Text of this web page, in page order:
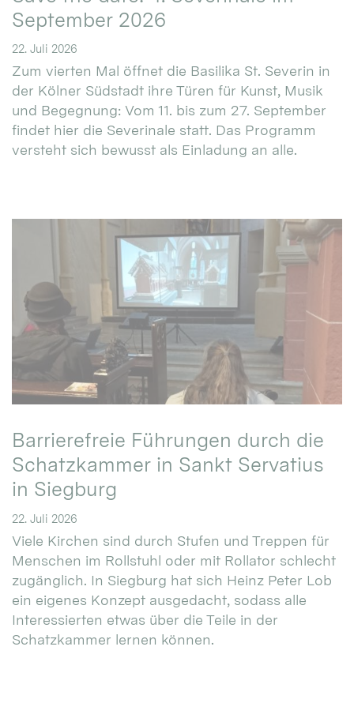
September 2026
22. Juli 2026
Zum vierten Mal öffnet die Basilika St. Severin in
der Kölner Südstadt ihre Türen für Kunst, Musik
und Begegnung: Vom 11. bis zum 27. September
findet hier die Severinale statt. Das Programm
versteht sich bewusst als Einladung an alle.
Barrierefreie Führungen durch die
Schatzkammer in Sankt Servatius
in Siegburg
22. Juli 2026
Viele Kirchen sind durch Stufen und Treppen für
Menschen im Rollstuhl oder mit Rollator schlecht
zugänglich. In Siegburg hat sich Heinz Peter Lob
ein eigenes Konzept ausgedacht, sodass alle
Interessierten etwas über die Teile in der
Schatzkammer lernen können.